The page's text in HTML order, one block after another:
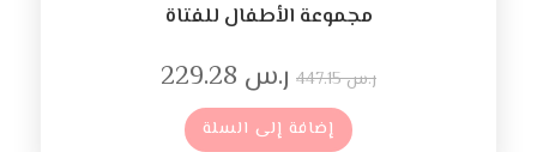
مجموعة الأطفال للفتاة
ر.س447.15 ر.س
إضافة إلى السلة